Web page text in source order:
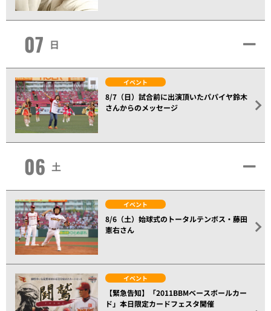
07 日
イベント
8/7（日）試合前に出演頂いたパパイヤ鈴木
さんからのメッセージ
06 土
イベント
8/6（土）始球式のトータルテンボス・藤田
憲右さん
イベント
【緊急告知】「2011BBMベースボールカー
ド」本日限定カードフェスタ開催